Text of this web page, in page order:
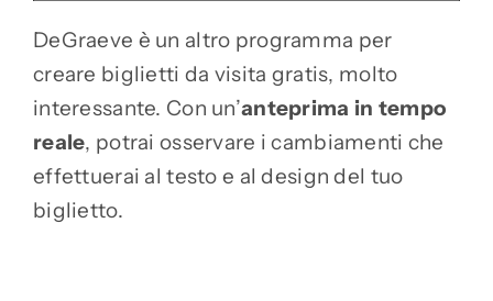
DeGraeve è un altro programma per
creare biglietti da visita gratis, molto
interessante. Con un’anteprima in tempo
reale, potrai osservare i cambiamenti che
effettuerai al testo e al design del tuo
biglietto.